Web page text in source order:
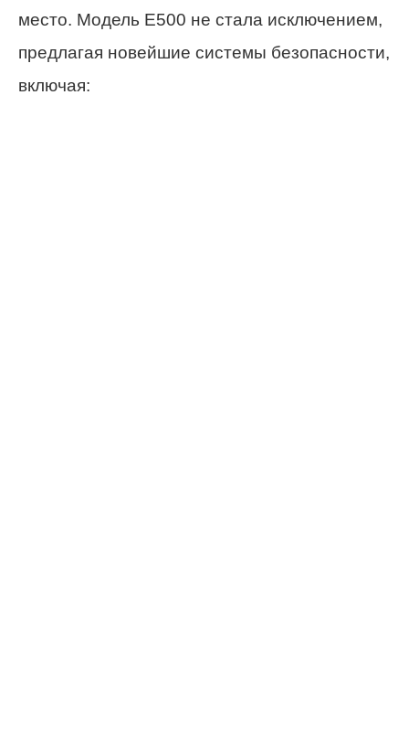
место. Модель Е500 не стала исключением,
предлагая новейшие системы безопасности,
включая: